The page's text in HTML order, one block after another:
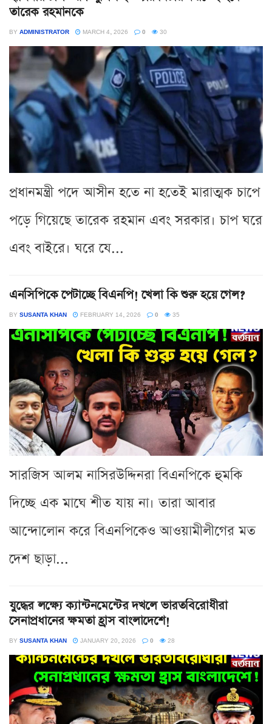
তারেক রহমানকে
BY ADMINISTRATOR MARCH 4, 2026 0 30
প্রধানমন্ত্রী পদে আসীন হতে না হতেই মারাত্মক চাপে
পড়ে গিয়েছে তারেক রহমান এবং সরকার। চাপ ঘরে
এবং বাইরে। ঘরে যে...
এনসিপিকে পেটাচ্ছে বিএনপি! খেলা কি শুরু হয়ে গেল?
BY SUSANTA KHAN FEBRUARY 14, 2026 0 35
সারজিস আলম নাসিরউদ্দিনরা বিএনপিকে হুমকি
দিচ্ছে এক মাঘে শীত যায় না। তারা আবার
আন্দোলোন করে বিএনপিকেও আওয়ামীলীগের মত
দেশ ছাড়া...
যুদ্ধের লক্ষ্যে ক্যান্টনমেন্টের দখলে ভারতবিরোধীরা
সেনাপ্রধানের ক্ষমতা হ্রাস বাংলাদেশে!
BY SUSANTA KHAN JANUARY 20, 2026 0 28